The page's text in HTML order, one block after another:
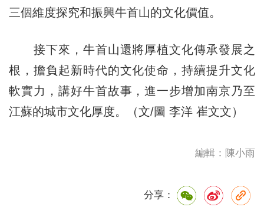
三個維度探究和振興牛首山的文化價值。
接下來，牛首山還將厚植文化傳承發展之
根，擔負起新時代的文化使命，持續提升文化
軟實力，講好牛首故事，進一步增加南京乃至
江蘇的城市文化厚度。（文/圖 李洋 崔文文）
編輯：陳小雨
分享：